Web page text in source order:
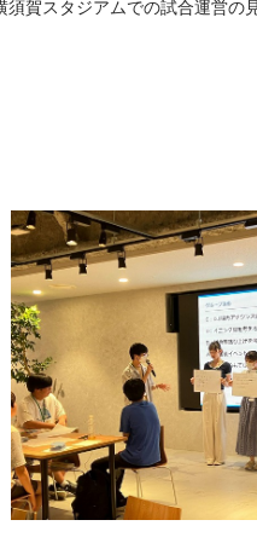
賀スタジアムでの試合運営の